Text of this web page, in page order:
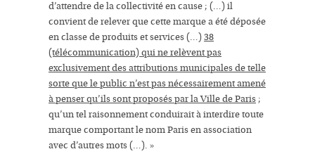
d’attendre de la collectivité en cause ; (…) il
convient de relever que cette marque a été déposée
en classe de produits et services (…)38
(télécommunication) qui ne relèvent pas
exclusivement desattributions municipalesde telle
sorte que le public n’est pas nécessairement amené
à penser qu’ils sont proposés par la Ville de Paris ;
qu’un tel raisonnement conduirait à interdire toute
marque comportant le nom Paris en association
avec d’autres mots (…). »